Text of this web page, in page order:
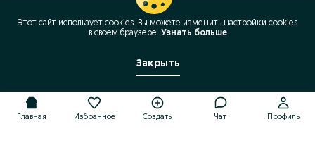
Главная Избранное Создать Чат Профиль
Этот сайт использует cookies. Вы можете изменить настройки cookies
в своeм браузере. Узнать больше
Закрыть